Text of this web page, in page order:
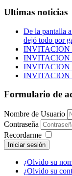
Ultimas noticias
De la pantalla
dejó todo por
INVITACION
INVITACION
INVITACION
INVITACION
Formulario de
Nombre de Usuario
Contraseña
Recordarme
Iniciar sesión
¿Olvido su
¿Olvido su